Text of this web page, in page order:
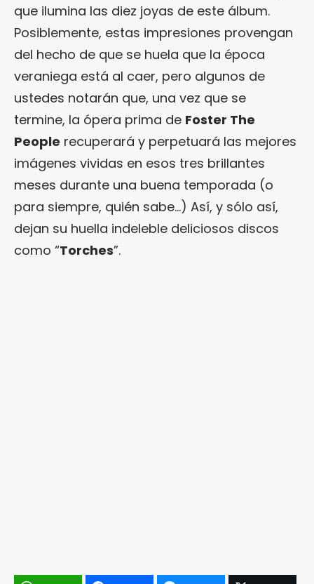
que ilumina las diez joyas de este álbum.
Posiblemente, estas impresiones provengan
del hecho de que se huela que la época
veraniega está al caer, pero algunos de
ustedes notarán que, una vez que se
termine, la ópera prima de Foster The
People recuperará y perpetuará las mejores
imágenes vividas en esos tres brillantes
meses durante una buena temporada (o
para siempre, quién sabe…) Así, y sólo así,
dejan su huella indeleble deliciosos discos
como “Torches”.